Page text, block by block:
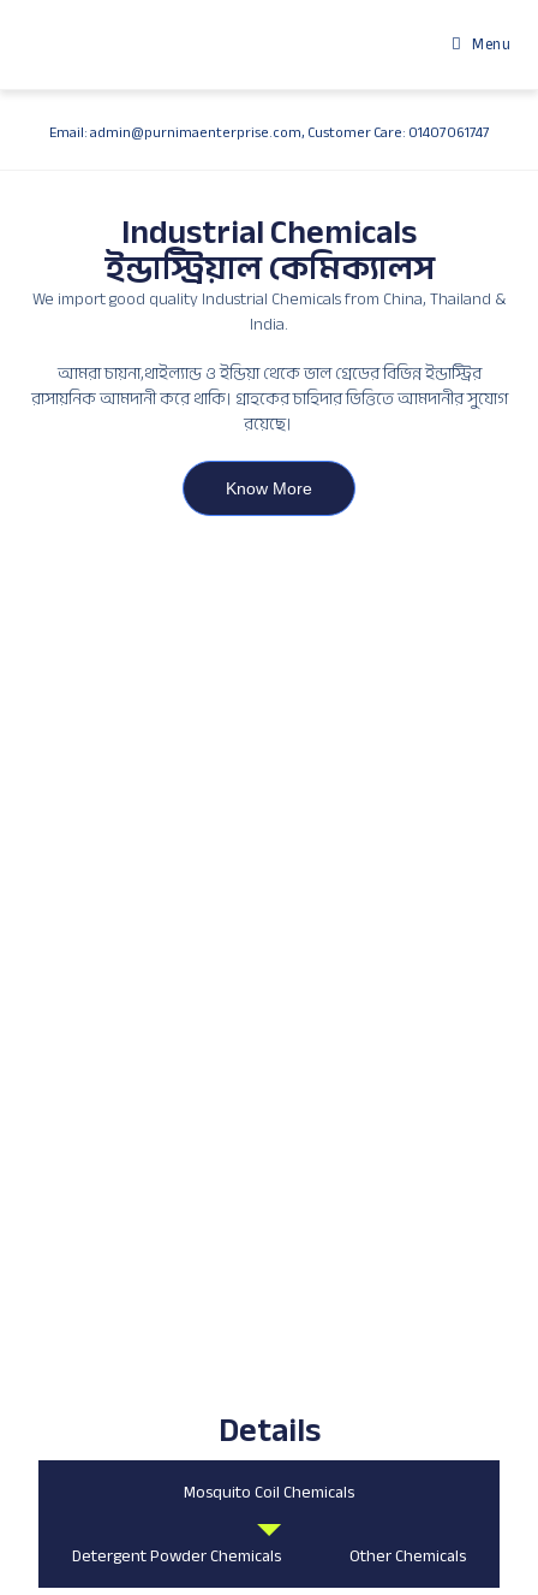
Email: admin@purnimaenterprise.com, Customer Care: 01407061747
Menu
Industrial Chemicals
ইন্ডাস্ট্রিয়াল কেমিক্যালস
We import good quality Industrial Chemicals from China, Thailand &
India.
আমরা চায়না,থাইল্যান্ড ও ইন্ডিয়া থেকে ভাল গ্রেডের বিভিন্ন ইন্ডাস্ট্রির
রাসায়নিক আমদানী করে থাকি। গ্রাহকের চাহিদার ভিত্তিতে আমদানীর সুযোগ
রয়েছে।
Know More
Details
Mosquito Coil Chemicals
Detergent Powder Chemicals
Other Chemicals